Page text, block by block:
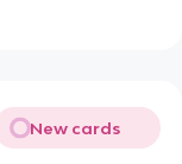
New cards